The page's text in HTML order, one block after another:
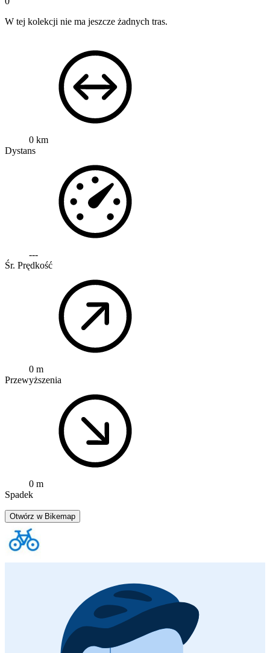
W tej kolekcji nie ma jeszcze żadnych tras.
0 km
Dystans
---
Śr. Prędkość
0 m
Przewyższenia
0 m
Spadek
Otwórz w Bikemap